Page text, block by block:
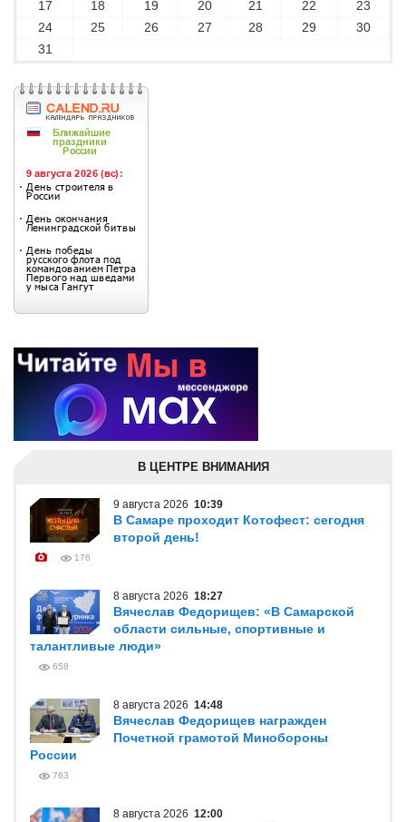
17 18 19 20 21 22
23
24
25 26 27 28 29
30
31
В ЦЕНТРЕ ВНИМАНИЯ
9 августа 2026 10:39
В Самаре проходит Котофест: сегодня
второй день!
176
8 августа 2026 18:27
Вячеслав Федорищев: «В Самарской
области сильные, спортивные и
талантливые люди»
658
8 августа 2026 14:48
Вячеслав Федорищев награжден
Почетной грамотой Минобороны
России
763
8 августа 2026 12:00